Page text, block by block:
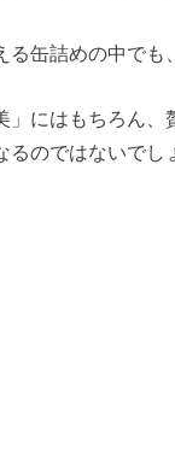
缶詰めの中でも
」にはもちろん
のではないでし